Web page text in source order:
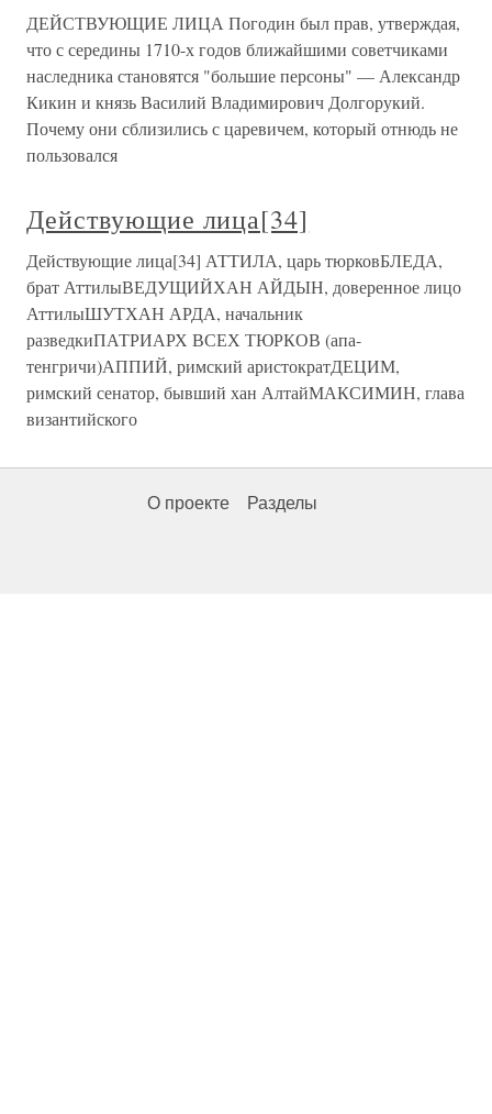
ДЕЙСТВУЮЩИЕ ЛИЦА Погодин был прав, утверждая,
что с середины 1710-х годов ближайшими советчиками
наследника становятся "большие персоны" — Александр
Кикин и князь Василий Владимирович Долгорукий.
Почему они сблизились с царевичем, который отнюдь не
пользовался
Действующие лица[34]
Действующие лица[34] АТТИЛА, царь тюрковБЛЕДА,
брат АттилыВЕДУЩИЙХАН АЙДЫН, доверенное лицо
АттилыШУТХАН АРДА, начальник
разведкиПАТРИАРХ ВСЕХ ТЮРКОВ (апа-
тенгричи)АППИЙ, римский аристократДЕЦИМ,
римский сенатор, бывший хан АлтайМАКСИМИН, глава
византийского
О проекте Разделы